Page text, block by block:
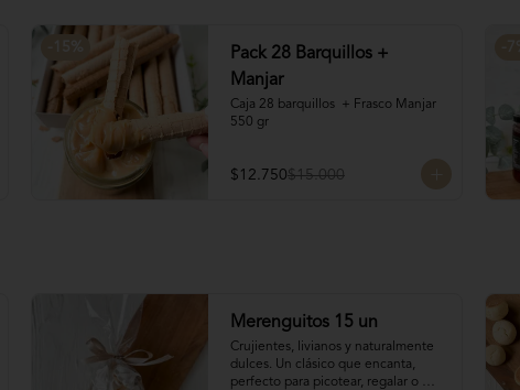
Pack 28 Barquillos +
Manjar
Caja 28 barquillos  + Frasco Manjar
550 gr
$12.750$15.000
Merenguitos 15 un
Crujientes, livianos y naturalmente
dulces. Un clásico que encanta,
perfecto para picotear, regalar o